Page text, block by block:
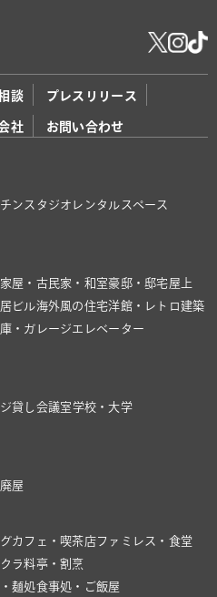
談 プレスリリース
社
お問い合わせ
ンスタジオ レンタルスペース
屋・古民家・和室豪邸・邸宅屋上
ビル海外風の住宅洋館・レトロ建築
・ガレージ エレベーター
貸し会議室学校・大学
屋
カフェ・喫茶店ファミレス・食堂
ラ料亭・割烹
麺処食事処・ご飯屋